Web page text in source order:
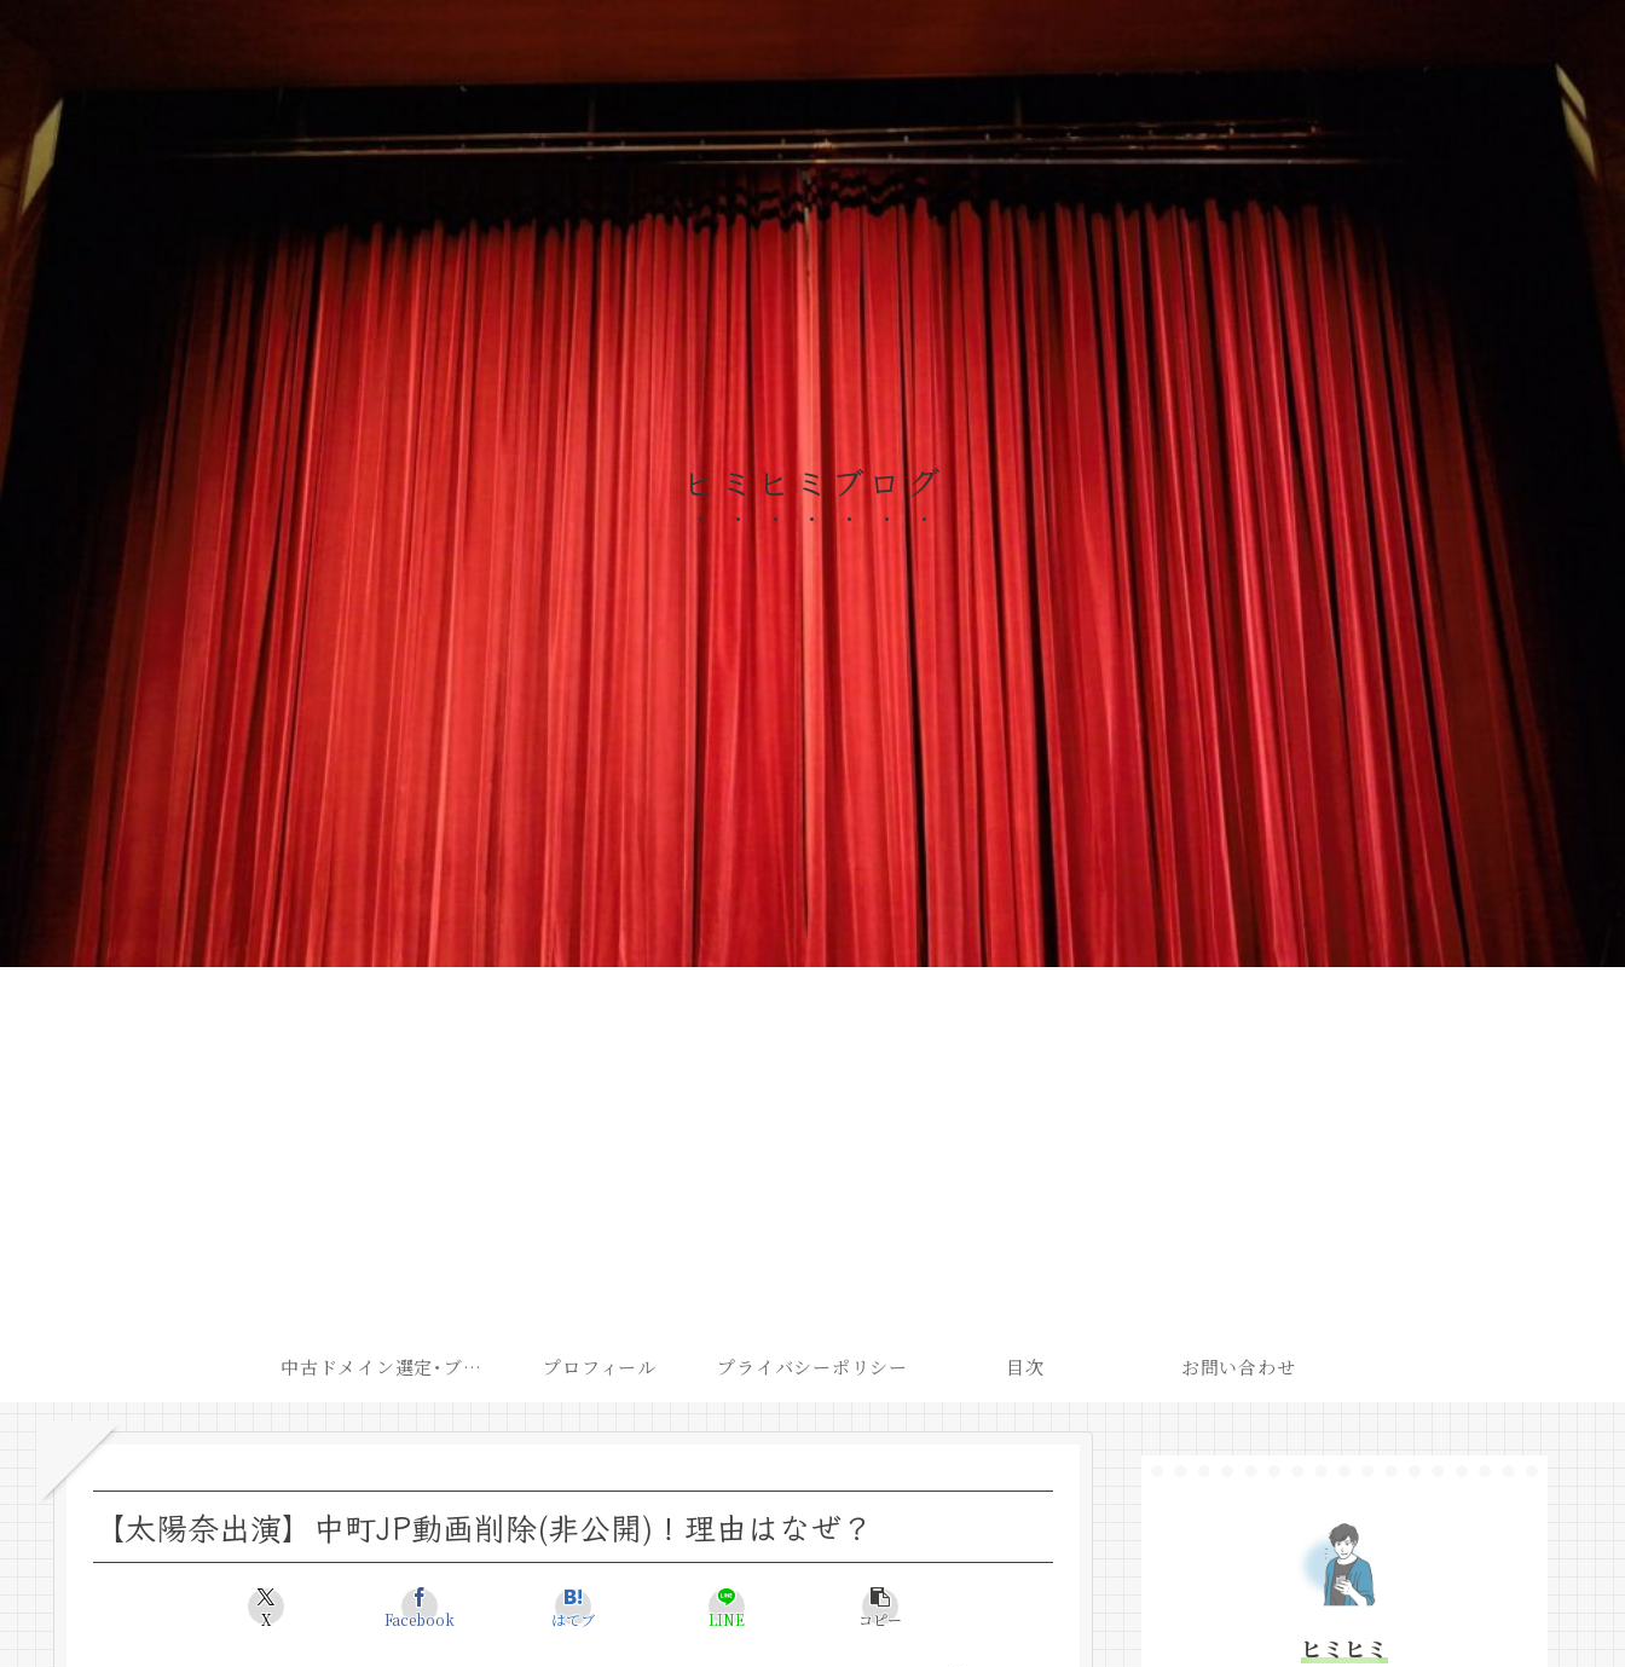
ヒミヒミブログ
中古ドメイン選定･ブログ開設後最短での収益化戦略 プロフィール プライバシーポリシー 目次 お問い合わせ
【太陽奈出演】中町JP動画削除(非公開)！理由はなぜ？
X Facebook はてブ LINE コピー
ヒミヒミ